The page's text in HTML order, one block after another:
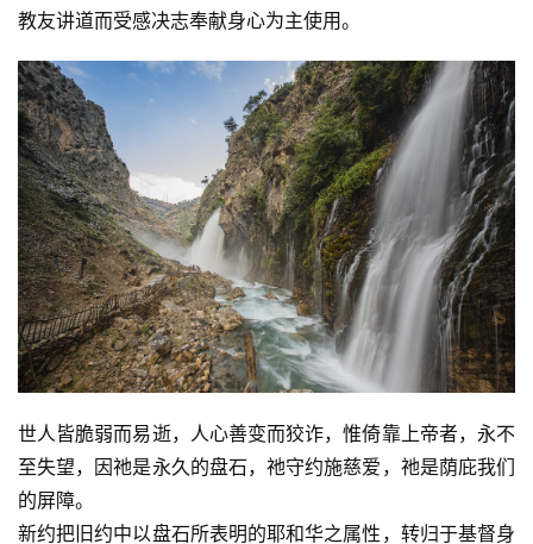
教友讲道而受感决志奉献身心为主使用。
世人皆脆弱而易逝，人心善变而狡诈，惟倚靠上帝者，永不
至失望，因祂是永久的盘石，祂守约施慈爱，祂是荫庇我们
的屏障。
新约把旧约中以盘石所表明的耶和华之属性，转归于基督身